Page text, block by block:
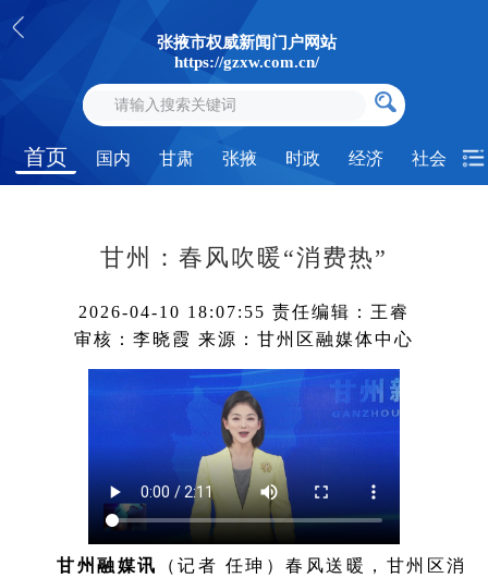
张掖市权威新闻门户网站
https://gzxw.com.cn/
首页 国内 甘肃 张掖 时政 经济 社会
甘州：春风吹暖“消费热”
2026-04-10 18:07:55 责任编辑：王睿
审核：李晓霞 来源：甘州区融媒体中心
甘州融媒讯
（记者 任珅）春风送暖，甘州区消